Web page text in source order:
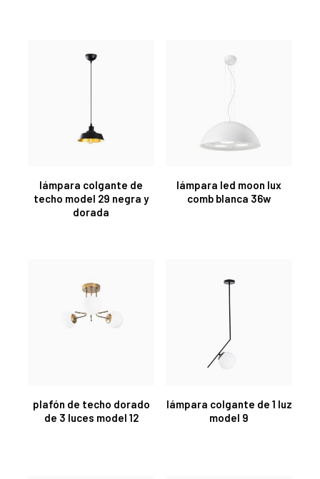
lámpara colgante de
techo model 29 negra y
dorada
lámpara led moon lux
comb blanca 36w
plafón de techo dorado
de 3 luces model 12
lámpara colgante de 1 luz
model 9